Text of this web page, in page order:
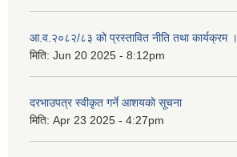
आ.व.२०८२/८३ को प्रस्तावित नीति तथा कार्यक्रम ।
मिति: Jun 20 2025 - 8:12pm
दरभाउपत्र स्वीकृत गर्ने आशयकाे सूचना
मिति: Apr 23 2025 - 4:27pm